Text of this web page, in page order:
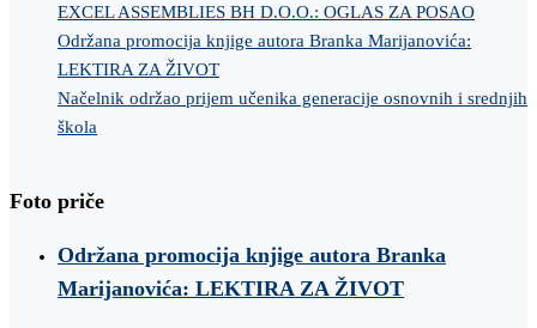
EXCEL ASSEMBLIES BH D.O.O.: OGLAS ZA POSAO
Održana promocija knjige autora Branka Marijanovića:
LEKTIRA ZA ŽIVOT
Načelnik održao prijem učenika generacije osnovnih i srednjih
škola
Foto priče
Održana promocija knjige autora Branka
Marijanovića: LEKTIRA ZA ŽIVOT